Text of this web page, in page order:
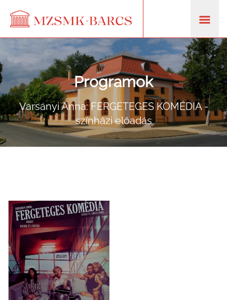
Programok
Varsányi Anna: FERGETEGES KOMÉDIA -
színházi előadás